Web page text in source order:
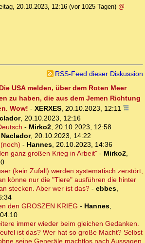
20.10.2023, 12:16 (vor 1025 Tagen) @
RSS-Feed dieser Diskussion
USA melden, über dem Roten Meer
zu haben, die aus dem Jemen Richtung
Wow! - XERXES, 20.10.2023, 12:11
, 20.10.2023, 12:16
- Mirko2, 20.10.2023, 12:58
Naclador, 20.10.2023, 14:22
- Hannes, 20.10.2023, 14:36
ganz großen Krieg in Arbeit"- Mirko2,
(kein Zufall) werden systematisch zerstört,
könne nur die "Tiere" ausführen die hinter
stecken. Aber wer ist das? - ebbes,
den GROSZEN KRIEG - Hannes,
immer wieder beim gleichen Gedanken.
ist das? Wer hat so große Macht? Selbst
seine Generäle machtlos nach Aussagen